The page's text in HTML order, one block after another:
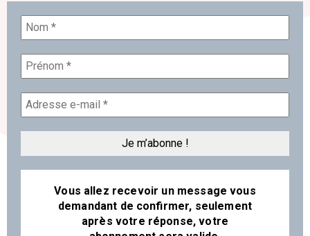
Vous allez recevoir un message vous
demandant de confirmer, seulement
après votre réponse, votre